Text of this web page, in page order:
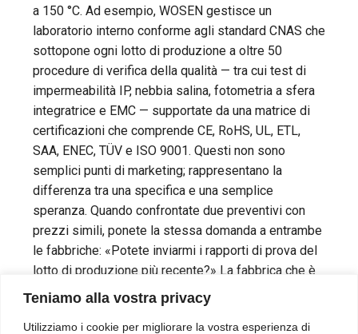
Teniamo alla vostra privacy
Utilizziamo i cookie per migliorare la vostra esperienza di
a 150 °C. Ad esempio, WOSEN gestisce un
laboratorio interno conforme agli standard CNAS che
sottopone ogni lotto di produzione a oltre 50
procedure di verifica della qualità — tra cui test di
impermeabilità IP, nebbia salina, fotometria a sfera
integratrice e EMC — supportate da una matrice di
certificazioni che comprende CE, RoHS, UL, ETL,
SAA, ENEC, TÜV e ISO 9001. Questi non sono
semplici punti di marketing; rappresentano la
differenza tra una specifica e una semplice
speranza. Quando confrontate due preventivi con
prezzi simili, ponete la stessa domanda a entrambe
le fabbriche: «Potete inviarmi i rapporti di prova del
lotto di produzione più recente?» La fabbrica che è
in grado di farlo — e lo fa — è quella le cui specifiche
reggono dopo l’installazione.